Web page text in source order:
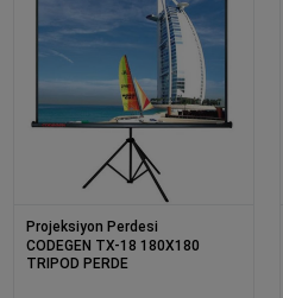
Projeksiyon Perdesi
CODEGEN TX-18 180X180
TRIPOD PERDE